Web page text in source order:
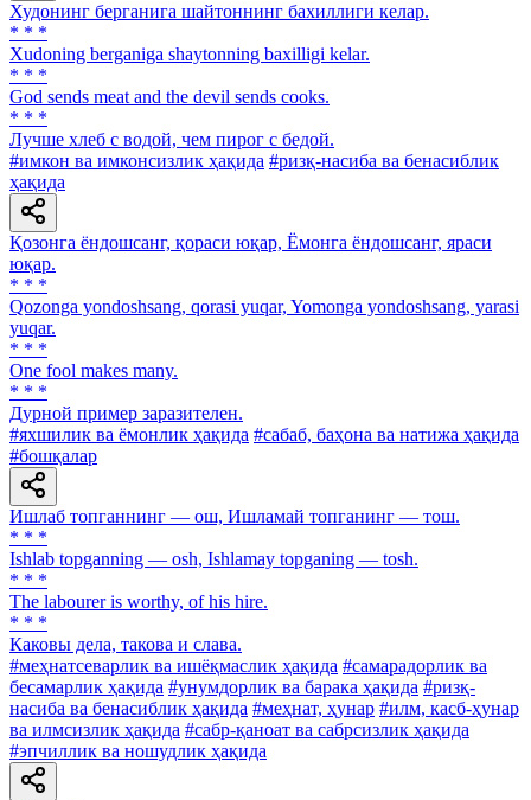
Худонинг берганига шайтоннинг бахиллиги келар.
* * *
Xudoning berganiga shaytonning baxilligi kelar.
* * *
God sends meat and the devil sends cooks.
* * *
Лучше хлеб с водой, чем пирог с бедой.
#имкон ва имконсизлик ҳақида #ризқ-насиба ва бенасиблик
ҳақида
Қозонга ёндошсанг, қораси юқар, Ёмонга ёндошсанг, яраси
юқар.
* * *
Qozonga yondoshsang, qorasi yuqar, Yomonga yondoshsang, yarasi
yuqar.
* * *
One fool makes many.
* * *
Дурной пример заразителен.
#яхшилик ва ёмонлик ҳақида #сабаб, баҳона ва натижа ҳақида
#бошқалар
Ишлаб топганнинг — ош, Ишламай топганинг — тош.
* * *
Ishlab topganning — osh, Ishlamay topganing — tosh.
* * *
The labourer is worthy, of his hire.
* * *
Каковы дела, такова и слава.
#меҳнатсеварлик ва ишёқмаслик ҳақида #самарадорлик ва
бесамарлик ҳақида #унумдорлик ва барака ҳақида #ризқ-
насиба ва бенасиблик ҳақида #меҳнат, ҳунар #илм, касб-ҳунар
ва илмсизлик ҳақида #сабр-қаноат ва сабрсизлик ҳақида
#эпчиллик ва ношудлик ҳақида